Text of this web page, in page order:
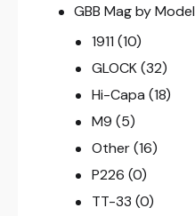
GBB Mag by Model
1911 (10)
GLOCK (32)
Hi-Capa (18)
M9 (5)
Other (16)
P226 (0)
TT-33 (0)